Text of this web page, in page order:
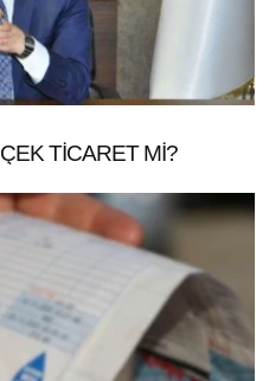
TİCARET Mİ?